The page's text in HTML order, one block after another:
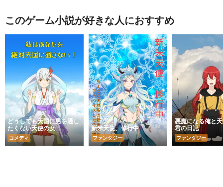
このゲーム小説が好きな人におすすめ
どうしても天国に男を通し
たくない天使の女
コメディ
新米天使、修行中
ファンタジー
悪魔になる俺と
君の日記
ファンタジー